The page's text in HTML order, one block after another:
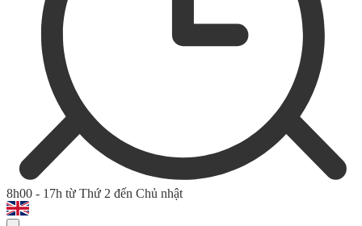
8h00 - 17h từ Thứ 2 đến Chủ nhật